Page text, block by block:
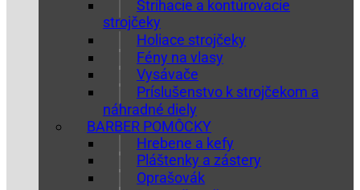
Strihacie a kontúrovacie
strojčeky
Holiace strojčeky
Fény na vlasy
Vysávače
Príslušenstvo k strojčekom a
náhradné diely
BARBER POMÔCKY
Hrebene a kefy
Pláštenky a zástery
Oprašovák